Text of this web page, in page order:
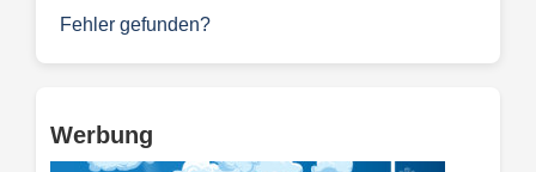
Fehler gefunden?
Werbung